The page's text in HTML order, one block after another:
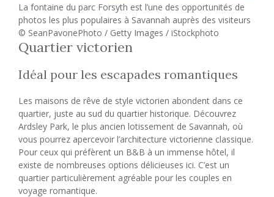
La fontaine du parc Forsyth est l’une des opportunités de
photos les plus populaires à Savannah auprès des visiteurs
© SeanPavonePhoto / Getty Images / iStockphoto
Quartier victorien
Idéal pour les escapades romantiques
Les maisons de rêve de style victorien abondent dans ce
quartier, juste au sud du quartier historique. Découvrez
Ardsley Park, le plus ancien lotissement de Savannah, où
vous pourrez apercevoir l’architecture victorienne classique.
Pour ceux qui préfèrent un B&B à un immense hôtel, il
existe de nombreuses options délicieuses ici. C’est un
quartier particulièrement agréable pour les couples en
voyage romantique.